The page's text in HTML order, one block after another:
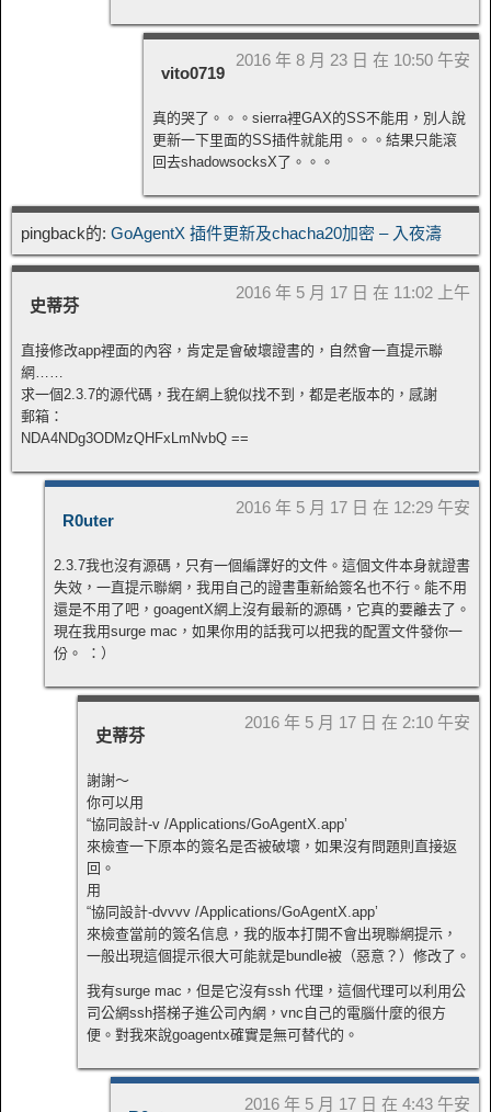
vito0719
2016 年 8 月 23 日 在 10:50 午安
真的哭了。。。sierra裡GAX的SS不能用，別人說
更新一下里面的SS插件就能用。。。結果只能滾
回去shadowsocksX了。。。
pingback的: GoAgentX 插件更新及chacha20加密 – 入夜濤
史蒂芬
2016 年 5 月 17 日 在 11:02 上午
直接修改app裡面的內容，肯定是會破壞證書的，自然會一直提示聯
網……
求一個2.3.7的源代碼，我在網上貌似找不到，都是老版本的，感謝
郵箱：
NDA4NDg3ODMzQHFxLmNvbQ ==
R0uter
2016 年 5 月 17 日 在 12:29 午安
2.3.7我也沒有源碼，只有一個編譯好的文件。這個文件本身就證書
失效，一直提示聯網，我用自己的證書重新給簽名也不行。能不用
還是不用了吧，goagentX網上沒有最新的源碼，它真的要離去了。
現在我用surge mac，如果你用的話我可以把我的配置文件發你一
份。 ：）
史蒂芬
2016 年 5 月 17 日 在 2:10 午安
謝謝～
你可以用
“協同設計-v /Applications/GoAgentX.app’
來檢查一下原本的簽名是否被破壞，如果沒有問題則直接返
回。
用
“協同設計-dvvvv /Applications/GoAgentX.app’
來檢查當前的簽名信息，我的版本打開不會出現聯網提示，
一般出現這個提示很大可能就是bundle被（惡意？）修改了。
我有surge mac，但是它沒有ssh 代理，這個代理可以利用公
司公網ssh搭梯子進公司內網，vnc自己的電腦什麼的很方
便。對我來說goagentx確實是無可替代的。
2016 年 5 月 17 日 在 4:43 午安